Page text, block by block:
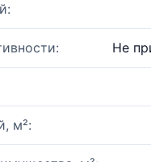
Не
м²: